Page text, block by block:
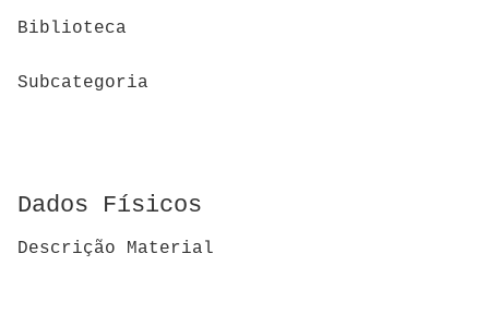
Biblioteca
Subcategoria
Dados Físicos
Descrição Material